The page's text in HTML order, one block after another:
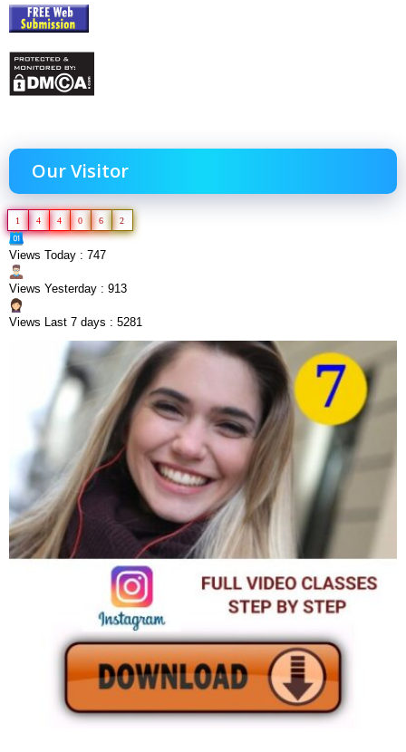
Our Visitor
1 4 4 0 6 2
Views Today : 747
Views Yesterday : 913
Views Last 7 days : 5281